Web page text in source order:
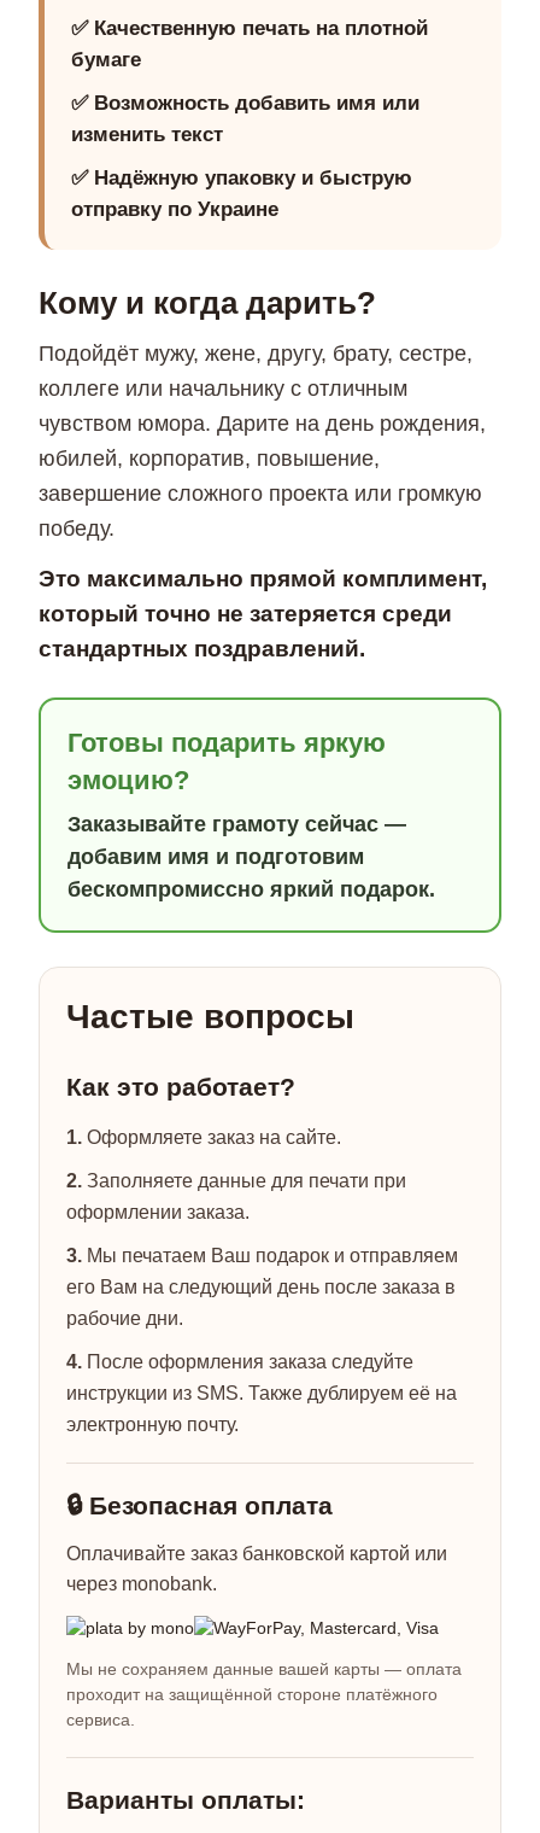
✅ Качественную печать на плотной
бумаге
✅ Возможность добавить имя или
изменить текст
✅ Надёжную упаковку и быструю
отправку по Украине
Кому и когда дарить?
Подойдёт мужу, жене, другу, брату, сестре,
коллеге или начальнику с отличным
чувством юмора. Дарите на день рождения,
юбилей, корпоратив, повышение,
завершение сложного проекта или громкую
победу.
Это максимально прямой комплимент,
который точно не затеряется среди
стандартных поздравлений.
Готовы подарить яркую
эмоцию?
Заказывайте грамоту сейчас —
добавим имя и подготовим
бескомпромиссно яркий подарок.
Частые вопросы
Как это работает?
1. Оформляете заказ на сайте.
2. Заполняете данные для печати при
оформлении заказа.
3. Мы печатаем Ваш подарок и отправляем
его Вам на следующий день после заказа в
рабочие дни.
4. После оформления заказа следуйте
инструкции из SMS. Также дублируем её на
электронную почту.
🔒 Безопасная оплата
Оплачивайте заказ банковской картой или
через monobank.
Мы не сохраняем данные вашей карты — оплата
проходит на защищённой стороне платёжного
сервиса.
Варианты оплаты: